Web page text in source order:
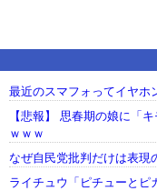
最近のスマフォってイヤホ
【悲報】 思春期の娘に「
ｗｗｗ
なぜ自民党批判だけは表現
ライチュウ「ピチューと